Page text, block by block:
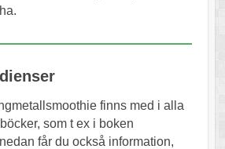
finns med i alla
som t ex i boken
får du också information,